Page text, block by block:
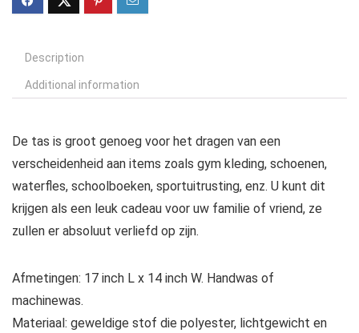
Description
Additional information
De tas is groot genoeg voor het dragen van een
verscheidenheid aan items zoals gym kleding, schoenen,
waterfles, schoolboeken, sportuitrusting, enz. U kunt dit
krijgen als een leuk cadeau voor uw familie of vriend, ze
zullen er absoluut verliefd op zijn.
Afmetingen: 17 inch L x 14 inch W. Handwas of
machinewas.
Materiaal: geweldige stof die polyester, lichtgewicht en